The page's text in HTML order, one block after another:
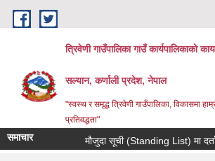
Skip to main content
त्रिवेणी गाउँपालिका गाउँ कार्यपालिकाकाे
सल्यान, कर्णाली प्रदेश, नेपाल
"स्वस्थ र समृद्ध त्रिवेणी गाउँपालिका, विकासमा
प्रतिवद्धता"
समाचार मौजुदा सूची (Standing List) मा दर्ता